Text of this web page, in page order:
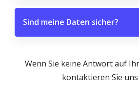
Sind meine Daten sicher?
Wenn Sie keine Antwort auf
kontaktieren Sie